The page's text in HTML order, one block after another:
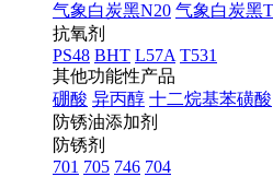
气象白炭黑N20 气象白炭黑
抗氧剂
PS48 BHT L57A T531
其他功能性产品
硼酸 异丙醇 十二烷基苯磺酸
防锈油添加剂
防锈剂
701 705 746 704